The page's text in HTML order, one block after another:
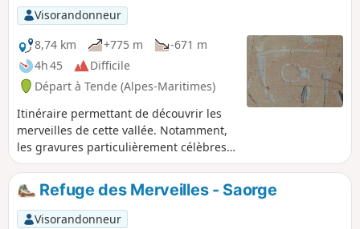
Visorandonneur
8,74 km
+775 m
-671 m
4h 45
Difficile
Départ à Tende (Alpes-Maritimes)
Itinéraire permettant de découvrir les
merveilles de cette vallée. Notamment,
les gravures particulièrement célèbres
comme le Christ, le Chef de Tribu, la
Roche de l'Autel. Mais attention ces
zones sont surveillées!
Refuge des Merveilles - Saorge
Visorandonneur